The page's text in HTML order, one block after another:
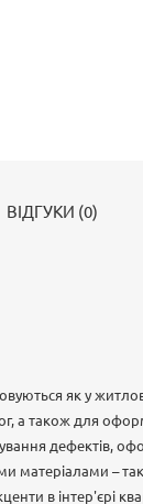
ВІДГУКИ (0)
як у
а також для
дефектів,
матеріалами –
в інтер'єрі